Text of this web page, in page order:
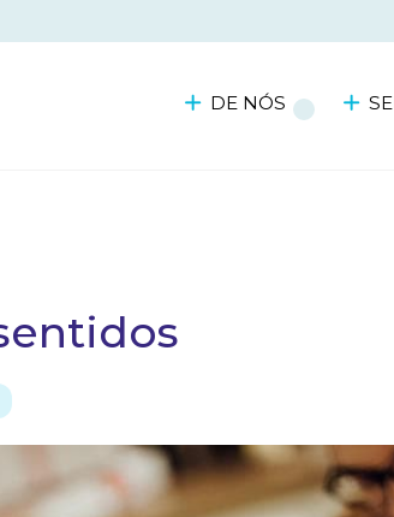
DE NÓS